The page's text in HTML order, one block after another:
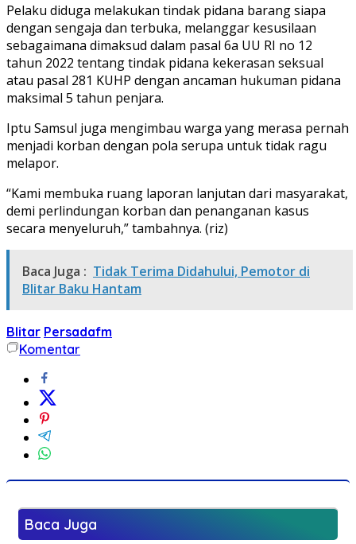
Pelaku diduga melakukan tindak pidana barang siapa
dengan sengaja dan terbuka, melanggar kesusilaan
sebagaimana dimaksud dalam pasal 6a UU RI no 12
tahun 2022 tentang tindak pidana kekerasan seksual
atau pasal 281 KUHP dengan ancaman hukuman pidana
maksimal 5 tahun penjara.
Iptu Samsul juga mengimbau warga yang merasa pernah
menjadi korban dengan pola serupa untuk tidak ragu
melapor.
“Kami membuka ruang laporan lanjutan dari masyarakat,
demi perlindungan korban dan penanganan kasus
secara menyeluruh,” tambahnya. (riz)
Baca Juga : Tidak Terima Didahului, Pemotor di
Blitar Baku Hantam
Blitar Persadafm
Komentar
Baca Juga